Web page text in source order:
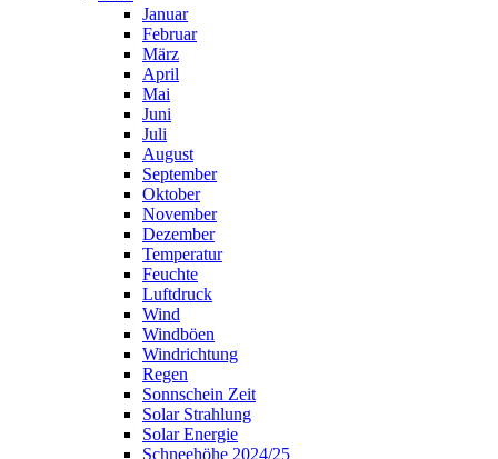
Januar
Februar
März
April
Mai
Juni
Juli
August
September
Oktober
November
Dezember
Temperatur
Feuchte
Luftdruck
Wind
Windböen
Windrichtung
Regen
Sonnschein Zeit
Solar Strahlung
Solar Energie
Schneehöhe 2024/25